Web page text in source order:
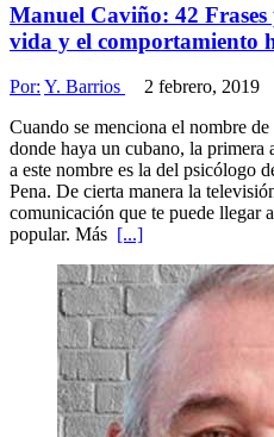
Manuel Caviño: 42
vida y el comportamiento
Por: Y. Barrios 2 febrero, 2019
Cuando se menciona el nombre
donde haya un cubano, la primera
a este nombre es la del psicólogo
Pena. De cierta manera la
comunicación que te puede llegar
popular. Más [...]